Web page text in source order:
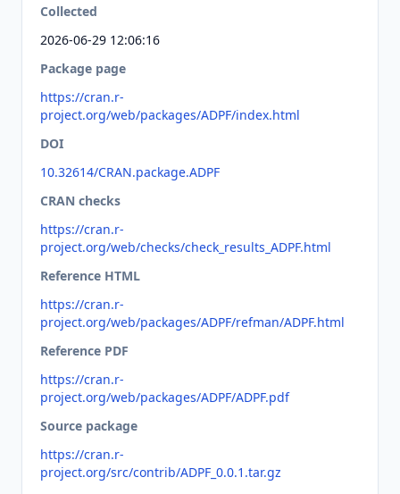
Collected
2026-06-29 12:06:16
Package page
https://cran.r-
project.org/web/packages/ADPF/index.html
DOI
10.32614/CRAN.package.ADPF
CRAN checks
https://cran.r-
project.org/web/checks/check_results_ADPF.html
Reference HTML
https://cran.r-
project.org/web/packages/ADPF/refman/ADPF.html
Reference PDF
https://cran.r-
project.org/web/packages/ADPF/ADPF.pdf
Source package
https://cran.r-
project.org/src/contrib/ADPF_0.0.1.tar.gz